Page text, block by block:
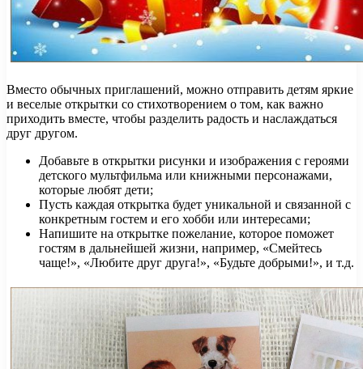
Вместо обычных приглашений, можно отправить детям яркие
и веселые открытки со стихотворением о том, как важно
приходить вместе, чтобы разделить радость и наслаждаться
друг другом.
Добавьте в открытки рисунки и изображения с героями
детского мультфильма или книжными персонажами,
которые любят дети;
Пусть каждая открытка будет уникальной и связанной с
конкретным гостем и его хобби или интересами;
Напишите на открытке пожелание, которое поможет
гостям в дальнейшей жизни, например, «Смейтесь
чаще!», «Любите друг друга!», «Будьте добрыми!», и т.д.